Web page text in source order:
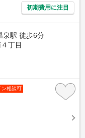
初期費用に注目
泉駅 徒歩6分
丁目
ン相談可